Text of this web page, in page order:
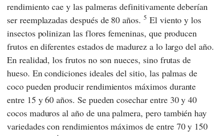
rendimiento cae y las palmeras definitivamente deberían
ser reemplazadas después de 80 años.5 El viento y los
insectos polinizan las flores femeninas, que producen
frutos en diferentes estados de madurez a lo largo del año.
En realidad, los frutos no son nueces, sino frutas de
hueso. En condiciones ideales del sitio, las palmas de
coco pueden producir rendimientos máximos durante
entre 15 y 60 años. Se pueden cosechar entre 30 y 40
cocos maduros al año de una palmera, pero también hay
variedades con rendimientos máximos de entre 70 y 150